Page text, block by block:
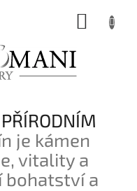
je kámen
vitality a
bohatství a